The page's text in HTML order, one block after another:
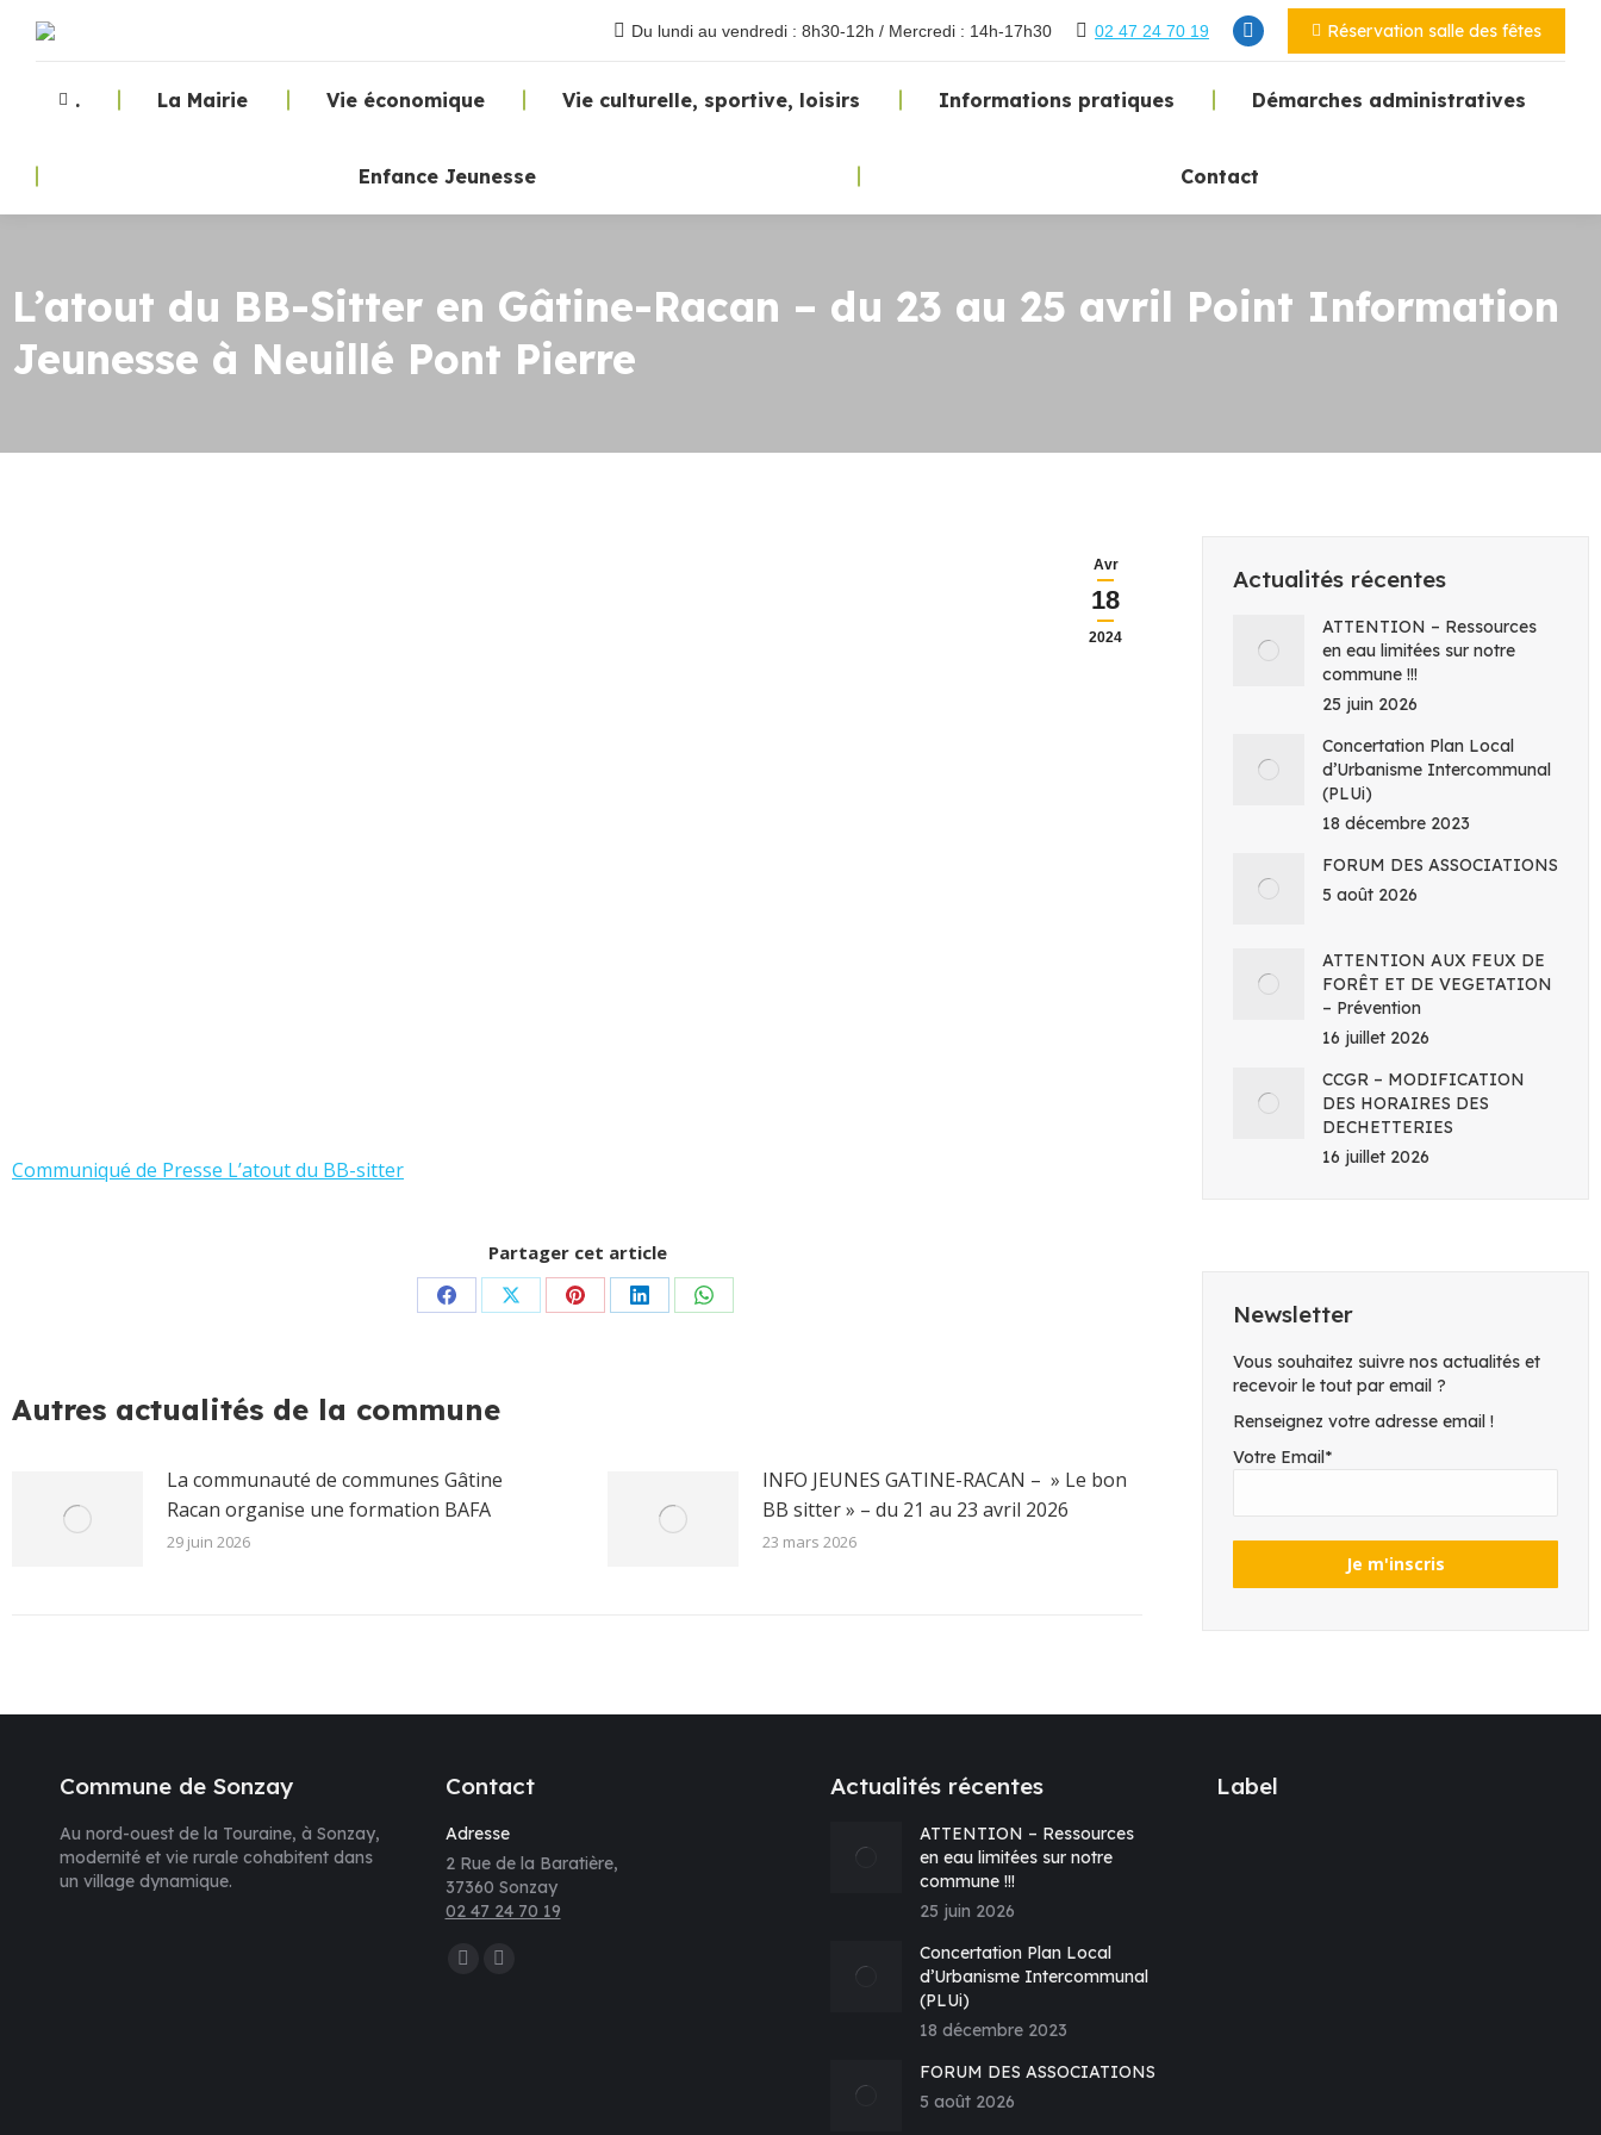
Du lundi au vendredi : 8h30-12h / Mercredi : 14h-17h30 02 47 24 70 19 Réservation salle des fêtes
. La Mairie Vie économique Vie culturelle, sportive, loisirs Informations pratiques Démarches administratives
Enfance Jeunesse Contact
L’atout du BB-Sitter en Gâtine-Racan – du 23 au 25 avril Point Information
Jeunesse à Neuillé Pont Pierre
Avr
18
2024
Communiqué de Presse L’atout du BB-sitter
Partager cet article
PartagerPartagerPartagerPartagerPartager
Autres actualités de la commune
La communauté de communes Gâtine
Racan organise une formation BAFA
29 juin 2026
INFO JEUNES GATINE-RACAN – » Le bon
BB sitter » – du 21 au 23 avril 2026
23 mars 2026
Actualités récentes
ATTENTION – Ressources
en eau limitées sur notre
commune !!!
25 juin 2026
Concertation Plan Local
d’Urbanisme Intercommunal
(PLUi)
18 décembre 2023
FORUM DES ASSOCIATIONS
5 août 2026
ATTENTION AUX FEUX DE
FORÊT ET DE VEGETATION
– Prévention
16 juillet 2026
CCGR – MODIFICATION
DES HORAIRES DES
DECHETTERIES
16 juillet 2026
Newsletter
Vous souhaitez suivre nos actualités et
recevoir le tout par email ?
Renseignez votre adresse email !
Votre Email*
Commune de Sonzay
Au nord-ouest de la Touraine, à Sonzay,
modernité et vie rurale cohabitent dans
un village dynamique.
Contact
Adresse
2 Rue de la Baratière,
37360 Sonzay
02 47 24 70 19
Trouvez nous sur :
Actualités récentes
ATTENTION – Ressources
en eau limitées sur notre
commune !!!
25 juin 2026
Concertation Plan Local
d’Urbanisme Intercommunal
(PLUi)
18 décembre 2023
FORUM DES ASSOCIATIONS
5 août 2026
Label